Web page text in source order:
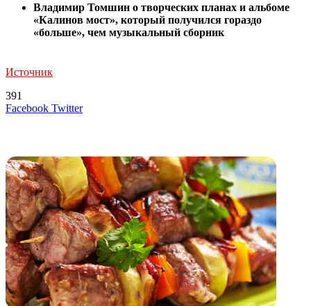
Владимир Томшин о творческих планах и альбоме
«Калинов мост», который получился гораздо
«больше», чем музыкальный сборник
Источник
391
Facebook TwitterLinkedIn
Tumblr
Reddit
Вконтакте
Одноклассники
Skype
Messenger
Messenger
WhatsApp
Telegram
Viber
Line
Поделиться
Печатать